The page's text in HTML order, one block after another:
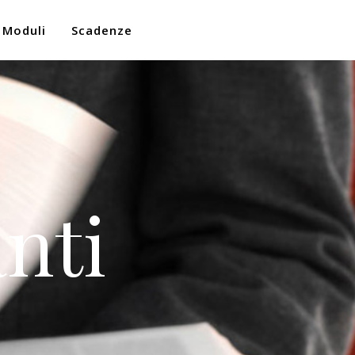
Moduli Scadenze